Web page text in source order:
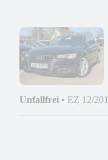
Unfallfrei • EZ 12/